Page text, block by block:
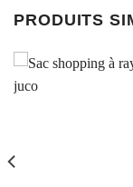
PRODUITS